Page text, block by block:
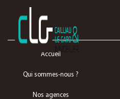
Accueil
Qui sommes-nous ?
Nos agences